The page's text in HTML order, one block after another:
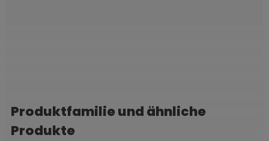
Produktgalerie überspringen
Produktfamilie und ähnliche
Produkte